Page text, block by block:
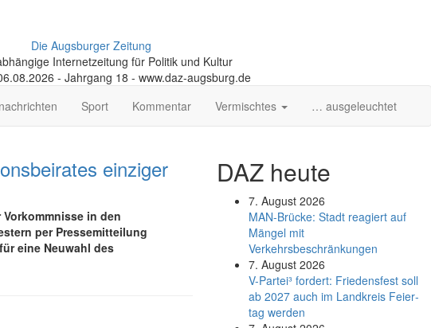
Die Augsburger Zeitung
Internetzeitung für Politik und Kultur
- Jahrgang 18 - www.daz-augsburg.de
Sport Kommentar Vermischtes … ausgeleuchtet
einziger
in den
per Pressemitteilung
eine Neuwahl des
DAZ heute
7. August 2026
MAN-Brücke: Stadt reagiert auf
Mängel mit
Verkehrsbeschränkungen
7. August 2026
V-Partei­³ fordert: Friedens­fest soll
ab 2027 auch im Land­kreis Feier­
tag werden